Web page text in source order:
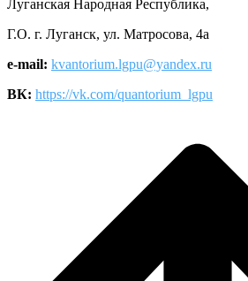
Луганская Народная Республика,
Г.О. г. Луганск, ул. Матросова, 4а
e-mail: kvantorium.lgpu@yandex.ru
ВК: https://vk.com/quantorium_lgpu